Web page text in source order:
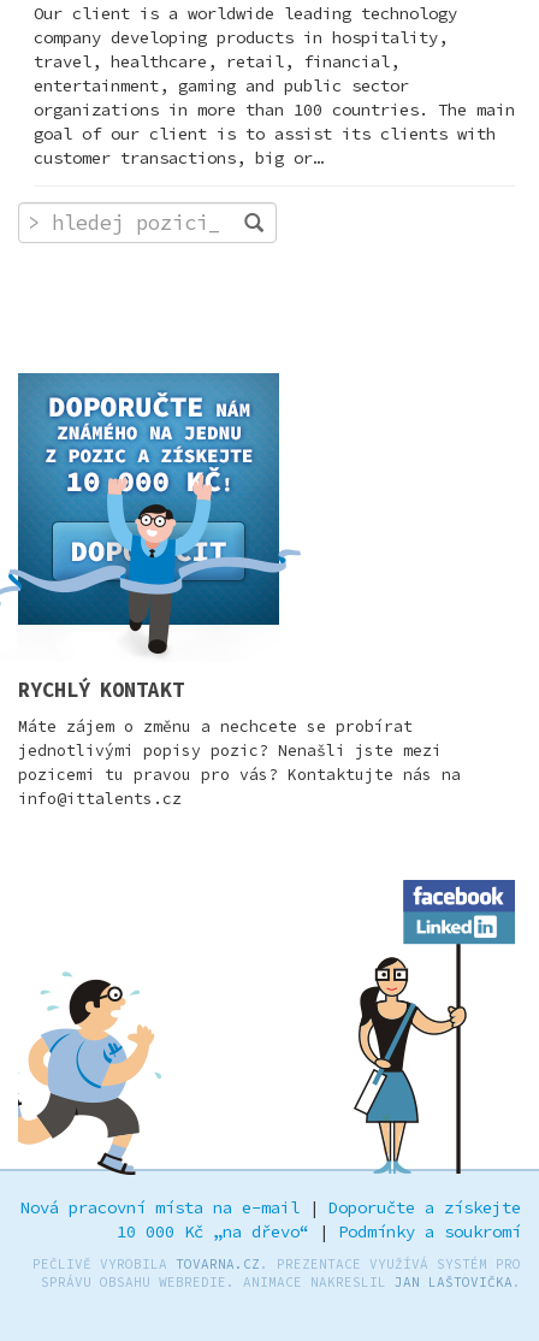
Our client is a worldwide leading technology
company developing products in hospitality,
travel, healthcare, retail, financial,
entertainment, gaming and public sector
organizations in more than 100 countries. The main
goal of our client is to assist its clients with
customer transactions, big or…
RYCHLÝ KONTAKT
Máte zájem o změnu a nechcete se probírat
jednotlivými popisy pozic? Nenašli jste mezi
pozicemi tu pravou pro vás? Kontaktujte nás na
info@ittalents.cz
Facebook
LinkedIn
Nová pracovní místa na e-mail | Doporučte a získejte
10 000 Kč „na dřevo“ | Podmínky a soukromí
PEČLIVĚ VYROBILA TOVARNA.CZ . PREZENTACE VYUŽÍVÁ SYSTÉM PRO
SPRÁVU OBSAHU WEBREDIE. ANIMACE NAKRESLIL JAN LAŠTOVIČKA .